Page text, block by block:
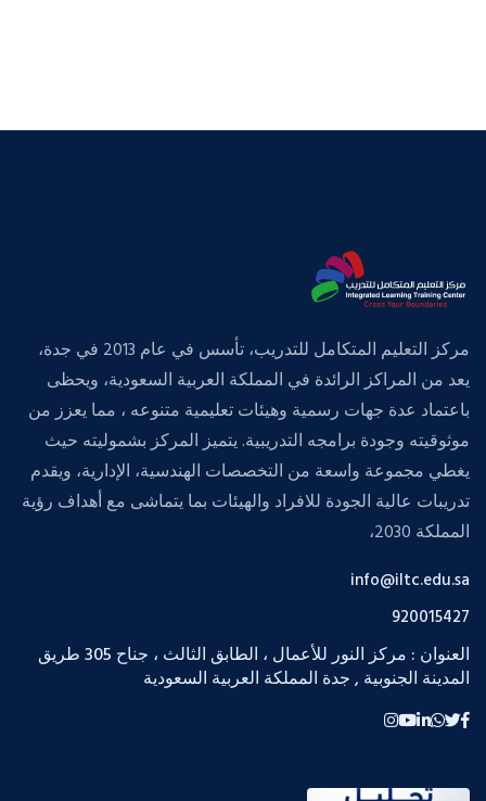
مركز التعليم المتكامل للتدريب، تأسس في عام 2013 في جدة،
يعد من المراكز الرائدة في المملكة العربية السعودية، ويحظى
باعتماد عدة جهات رسمية وهيئات تعليمية متنوعه ، مما يعزز من
موثوقيته وجودة برامجه التدريبية. يتميز المركز بشموليته حيث
يغطي مجموعة واسعة من التخصصات الهندسية، الإدارية، ويقدم
تدريبات عالية الجودة للافراد والهيئات بما يتماشى مع أهداف رؤية
المملكة 2030،
info@iltc.edu.sa
920015427
العنوان : مركز النور للأعمال ، الطابق الثالث ، جناح 305 طريق
المدينة الجنوبية , جدة المملكة العربية السعودية